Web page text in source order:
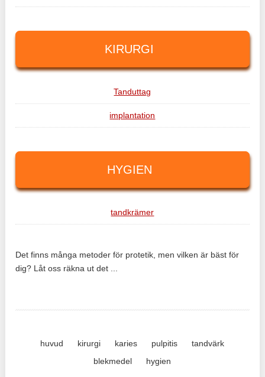
KIRURGI
Tanduttag
implantation
HYGIEN
tandkrämer
Det finns många metoder för protetik, men vilken är bäst för
dig? Låt oss räkna ut det ...
huvud kirurgi karies pulpitis
tandvärk
blekmedel
hygien